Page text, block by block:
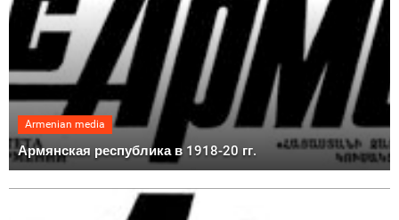
Armenian media
Армянская республика в 1918-20 гг.